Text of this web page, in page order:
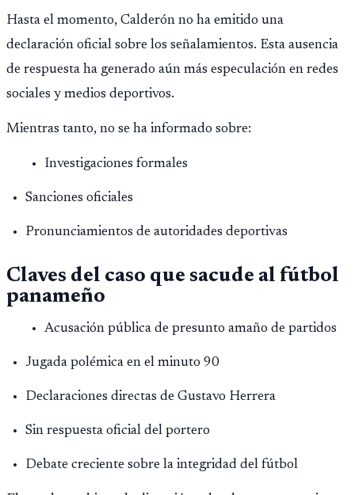
Hasta el momento, Calderón no ha emitido una
declaración oficial sobre los señalamientos. Esta ausencia
de respuesta ha generado aún más especulación en redes
sociales y medios deportivos.
Mientras tanto, no se ha informado sobre:
Investigaciones formales
Sanciones oficiales
Pronunciamientos de autoridades deportivas
Claves del caso que sacude al fútbol
panameño
Acusación pública de presunto amaño de partidos
Jugada polémica en el minuto 90
Declaraciones directas de Gustavo Herrera
Sin respuesta oficial del portero
Debate creciente sobre la integridad del fútbol